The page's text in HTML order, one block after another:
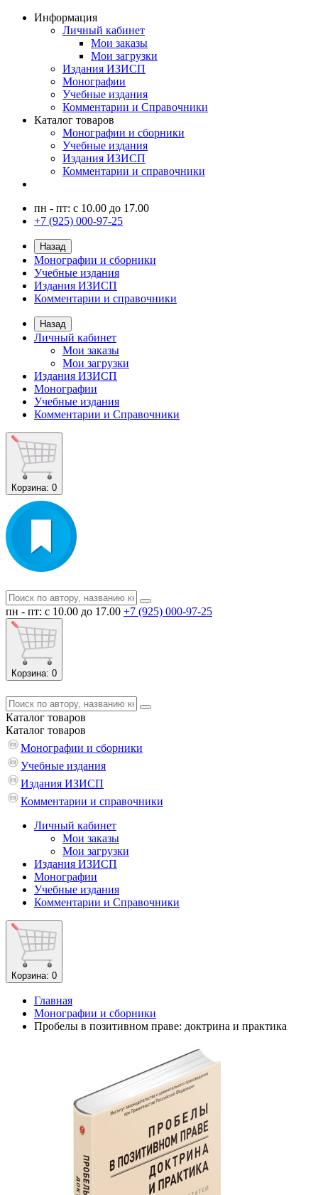
Информация
Личный кабинет
Мои заказы
Мои загрузки
Издания ИЗИСП
Монографии
Учебные издания
Комментарии и Справочники
Каталог товаров
Монографии и сборники
Учебные издания
Издания ИЗИСП
Комментарии и справочники
пн - пт: с 10.00 до 17.00
+7 (925) 000-97-25
Назад
Монографии и сборники
Учебные издания
Издания ИЗИСП
Комментарии и справочники
Назад
Личный кабинет
Мои заказы
Мои загрузки
Издания ИЗИСП
Монографии
Учебные издания
Комментарии и Справочники
Корзина: 0
пн - пт: с 10.00 до 17.00 +7 (925) 000-97-25
Корзина: 0
Каталог товаров
Каталог товаров
Монографии и сборники
Учебные издания
Издания ИЗИСП
Комментарии и справочники
Личный кабинет
Мои заказы
Мои загрузки
Издания ИЗИСП
Монографии
Учебные издания
Комментарии и Справочники
Корзина: 0
Главная
Монографии и сборники
Пробелы в позитивном праве: доктрина и практика